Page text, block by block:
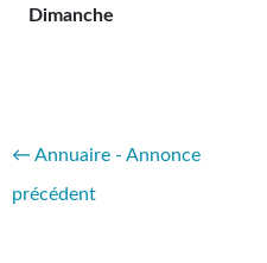
Dimanche
← Annuaire - Annonce
précédent